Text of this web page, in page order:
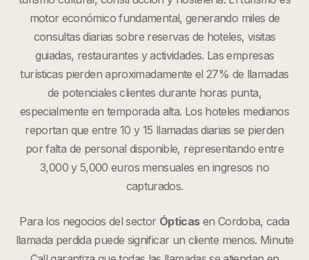
motor económico fundamental, generando miles de
consultas diarias sobre reservas de hoteles, visitas
guiadas, restaurantes y actividades. Las empresas
turísticas pierden aproximadamente el 27% de llamadas
de potenciales clientes durante horas punta,
especialmente en temporada alta. Los hoteles medianos
reportan que entre 10 y 15 llamadas diarias se pierden
por falta de personal disponible, representando entre
3,000 y 5,000 euros mensuales en ingresos no
capturados.
Para los negocios del sector Ópticasen Cordoba, cada
llamada perdida puede significar un cliente menos. Minute